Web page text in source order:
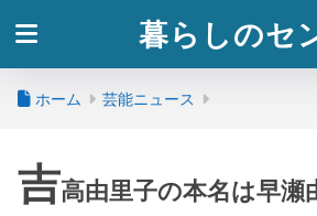
暮らしのセ
ホーム 芸能ニュース
吉高由里子の本名は早瀬